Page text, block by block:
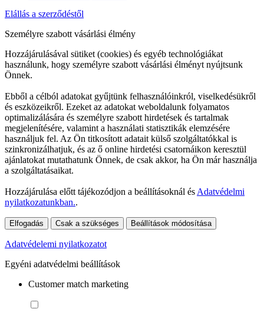
Elállás a szerződéstől
Személyre szabott vásárlási élmény
Hozzájárulásával sütiket (cookies) és egyéb technológiákat
használunk, hogy személyre szabott vásárlási élményt nyújtsunk
Önnek.
Ebből a célból adatokat gyűjtünk felhasználóinkról, viselkedésükről
és eszközeikről. Ezeket az adatokat weboldalunk folyamatos
optimalizálására és személyre szabott hirdetések és tartalmak
megjelenítésére, valamint a használati statisztikák elemzésére
használjuk fel. Az Ön titkosított adatait külső szolgáltatókkal is
szinkronizálhatjuk, és az ő online hirdetési csatornáikon keresztül
ajánlatokat mutathatunk Önnek, de csak akkor, ha Ön már használja
a szolgáltatásaikat.
Hozzájárulása előtt tájékozódjon a beállításoknál és Adatvédelmi
nyilatkozatunkban..
Elfogadás Csak a szükséges Beállítások módosítása
Adatvédelemi nyilatkozatot
Egyéni adatvédelmi beállítások
Customer match marketing